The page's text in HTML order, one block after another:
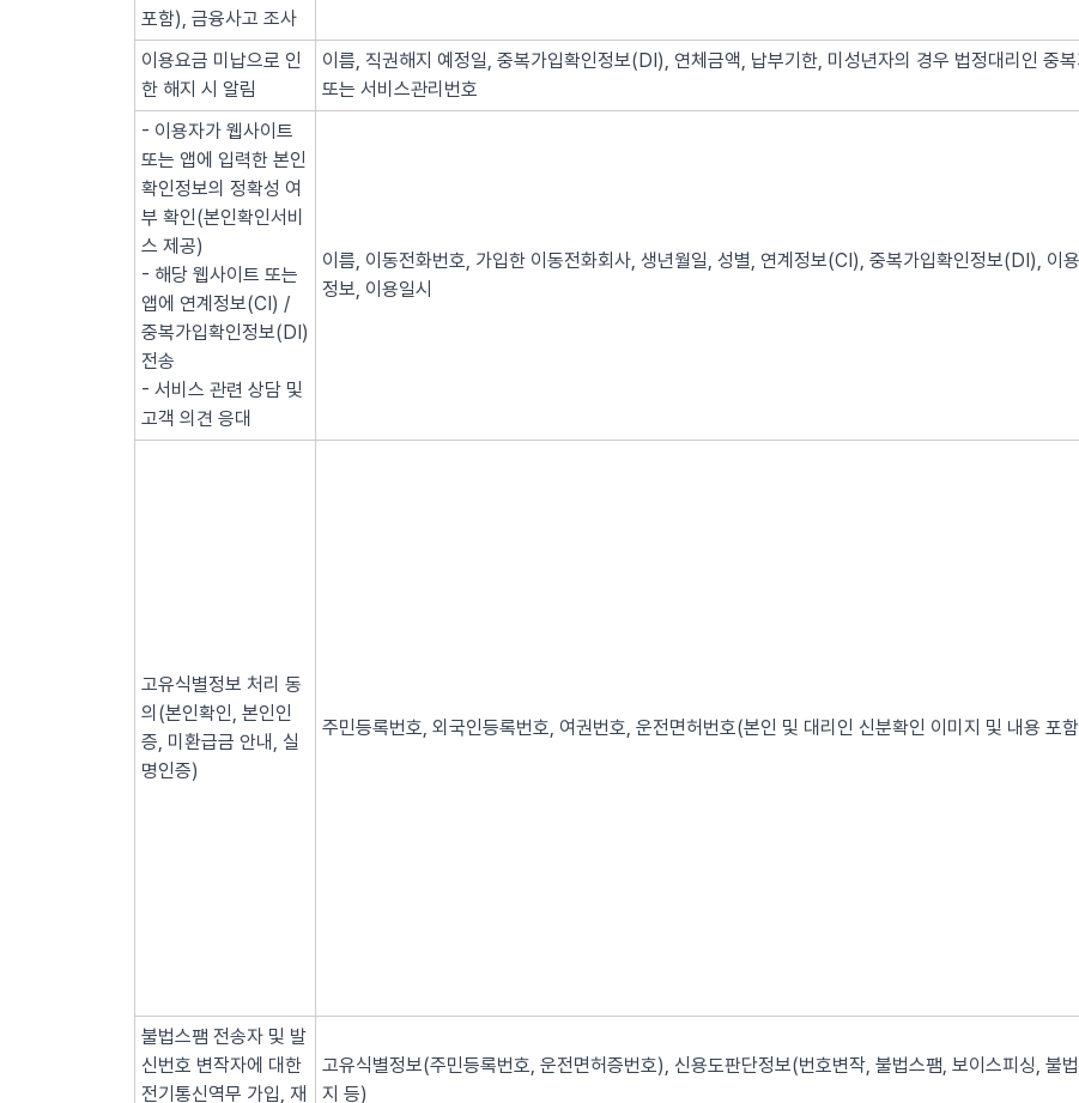
포함), 금융사고 조사
이용요금 미납으로 인
한 해지 시 알림
이름, 직권해지 예정일, 중복가입확인정보(DI), 연체금액, 납부기한, 미성년자의 경우 법정대리인 중
또는 서비스관리번호
- 이용자가 웹사이트
또는 앱에 입력한 본인
확인정보의 정확성 여
부 확인(본인확인서비
스 제공)
- 해당 웹사이트 또는
앱에 연계정보(CI) /
중복가입확인정보(DI)
전송
- 서비스 관련 상담 및
고객 의견 응대
이름, 이동전화번호, 가입한 이동전화회사, 생년월일, 성별, 연계정보(CI), 중복가입확인정보(DI), 이
정보, 이용일시
고유식별정보 처리 동
의(본인확인, 본인인
증, 미환급금 안내, 실
명인증)
주민등록번호, 외국인등록번호, 여권번호, 운전면허번호(본인 및 대리인 신분확인 이미지 및 내용 포
불법스팸 전송자 및 발
신번호 변작자에 대한
전기통신역무 가입, 재
고유식별정보(주민등록번호, 운전면허증번호), 신용도판단정보(번호변작, 불법스팸, 보이스피싱, 불
지 등)